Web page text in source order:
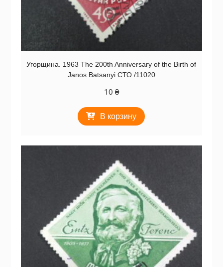
Угорщина. 1963 The 200th Anniversary of the Birth of
Janos Batsanyi СТО /11020
10 ₴
В корзину